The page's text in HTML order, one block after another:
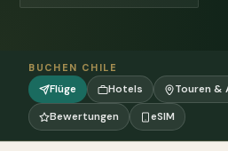
BUCHEN CHILE
Flüge Hotels
Touren
Bewertungen
eSIM